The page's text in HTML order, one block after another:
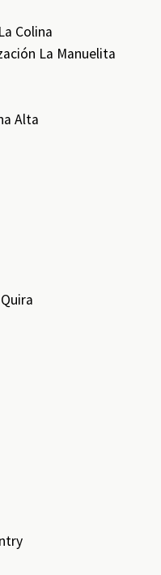
Colina
La Manuelita
Alta